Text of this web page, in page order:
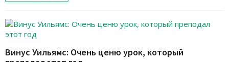
Винус Уильямс: Очень ценю урок, который